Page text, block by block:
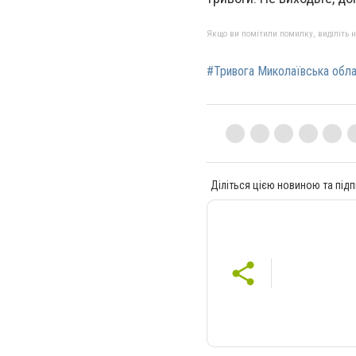
Якщо ви помітили помилку, виділіть
#Тривога Миколаївська
Діліться цією новиною та